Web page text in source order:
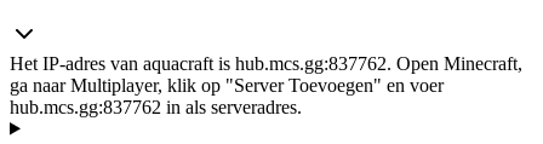
Het IP-adres van aquacraft is hub.mcs.gg:837762. Open Minecraft,
ga naar Multiplayer, klik op "Server Toevoegen" en voer
hub.mcs.gg:837762 in als serveradres.